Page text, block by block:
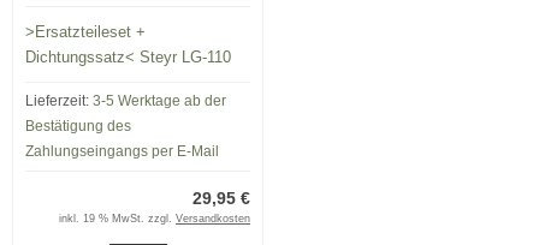
>Ersatzteileset +
Dichtungssatz< Steyr LG-110
Lieferzeit: 3-5 Werktage ab der
Bestätigung des
Zahlungseingangs per E-Mail
29,95 €
inkl. 19 % MwSt. zzgl. Versandkosten